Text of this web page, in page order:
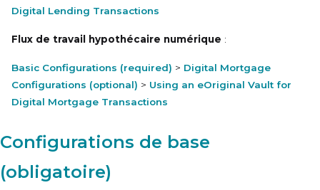
Digital Lending Transactions
Flux de travail hypothécaire numérique :
Basic Configurations (required) > Digital Mortgage
Configurations (optional) > Using an eOriginal Vault for
Digital Mortgage Transactions
Configurations de base
(obligatoire)